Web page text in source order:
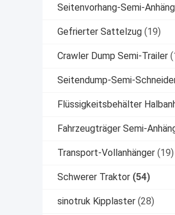
Seitenvorhang-Semi-
Gefrierter Sattelzug (19)
Crawler Dump Semi-Trailer
Seitendump-Semi-
Flüssigkeitsbehälter
Fahrzeugträger Semi-
Transport-Vollanhänger (19)
Schwerer Traktor (54)
sinotruk Kipplaster (28)